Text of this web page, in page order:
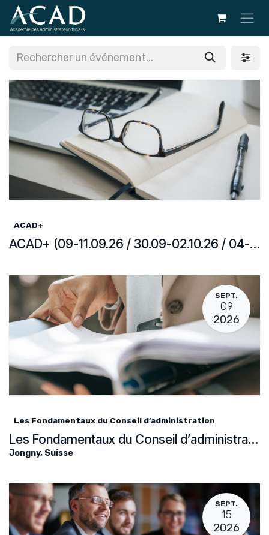
Se rendre au contenu
ACAD+
ACAD+ (09-11.09.26 / 30.09-02.10.26 / 04-06.11.26 / 26.11.26)
SEPT.
09
2026
Les Fondamentaux du Conseil d’administration
Les Fondamentaux du Conseil d’administration
Jongny, Suisse
SEPT.
15
2026